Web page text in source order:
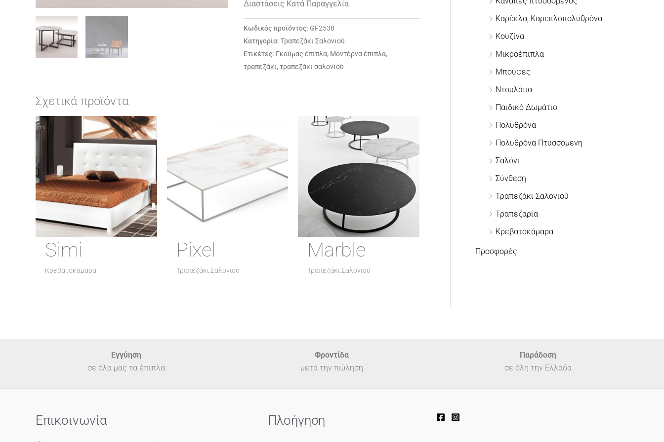
Διαστάσεις Κατά Παραγγελία
Κωδικός προϊόντος: GF2538
Κατηγορία: Τραπεζάκι Σαλονιού
Ετικέτες: Γκούμας έπιπλα, Μοντέρνα έπιπλα,
τραπεζάκι,τραπεζάκι σαλονιού
Σχετικά προϊόντα
Simi
Κρεβατοκάμαρα
Pixel
Τραπεζάκι Σαλονιού
Marble
Τραπεζάκι Σαλονιού
Καρέκλα, Καρεκλοπολυθρόνα
Κουζίνα
Μικροέπιπλα
Μπουφές
Ντουλάπα
Παιδικό Δωμάτιο
Πολυθρόνα
Πολυθρόνα Πτυσσόμενη
Σαλόνι
Σύνθεση
Τραπεζάκι Σαλονιού
Τραπεζαρία
Κρεβατοκάμαρα
Προσφορές
Εγγύηση
σε όλα μας τα έπιπλα
Φροντίδα
μετά την πώληση
Παράδοση
σε όλη την Ελλάδα
Επικοινωνία Πλοήγηση